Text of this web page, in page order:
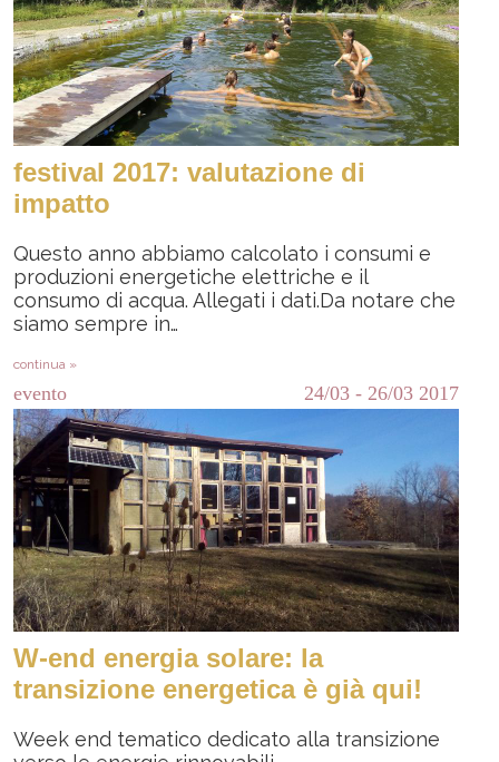
festival 2017: valutazione di
impatto
Questo anno abbiamo calcolato i consumi e
produzioni energetiche elettriche e il
consumo di acqua. Allegati i dati.Da notare che
siamo sempre in…
continua »
evento 24/03 - 26/03 2017
W-end energia solare: la
transizione energetica è già qui!
Week end tematico dedicato alla transizione